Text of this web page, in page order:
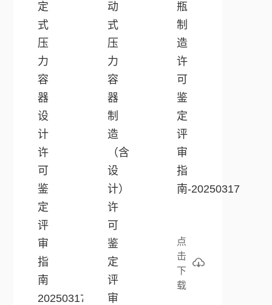
定
式
压
力
容
器
设
计
许
可
鉴
定
评
审
指
南
20250317
动
式
压
力
容
器
制
造
（含
设
计）
许
可
鉴
定
评
审
瓶
制
造
许
可
鉴
定
评
审
指
南-20250317
点
击
下
载